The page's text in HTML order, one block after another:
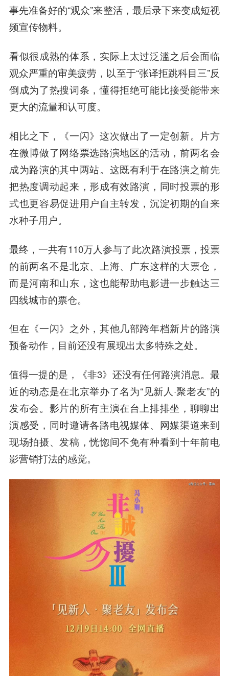
事先准备好的“观众”来整活，最后录下来变成短视
频宣传物料。
看似很成熟的体系，实际上太过泛滥之后会面临
观众严重的审美疲劳，以至于“张译拒跳科目三”反
倒成为了热搜词条，懂得拒绝可能比接受能带来
更大的流量和认可度。
相比之下，《一闪》这次做出了一定创新。片方
在微博做了网络票选路演地区的活动，前两名会
成为路演的其中两站。这既有利于在路演之前先
把热度调动起来，形成有效路演，同时投票的形
式也更容易促进用户自主转发，沉淀初期的自来
水种子用户。
最终，一共有110万人参与了此次路演投票，投票
的前两名不是北京、上海、广东这样的大票仓，
而是河南和山东，这也能帮助电影进一步触达三
四线城市的票仓。
但在《一闪》之外，其他几部跨年档新片的路演
预备动作，目前还没有展现出太多特殊之处。
值得一提的是，《非3》还没有任何路演消息。最
近的动态是在北京举办了名为“见新人·聚老友”的
发布会。影片的所有主演在台上排排坐，聊聊出
演感受，同时邀请各路电视媒体、网媒渠道来到
现场拍摄、发稿，恍惚间不免有种看到十年前电
影营销打法的感觉。